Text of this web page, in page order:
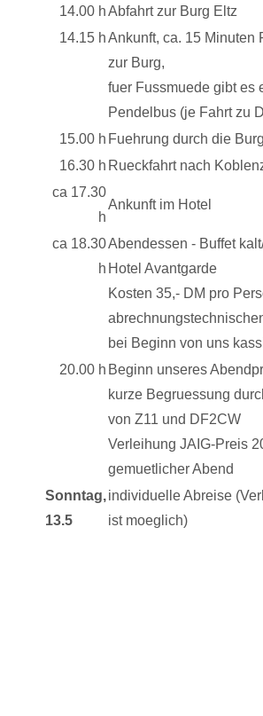
14.00 hAbfahrt zur Burg Eltz
14.15 hAnkunft, ca. 15 Minuten
zur Burg,
fuer Fussmuede gibt es
Pendelbus (je Fahrt zu
15.00 h Fuehrung durch die
16.30 h Rueckfahrt nach
ca 17.30
h
Ankunft im Hotel
ca 18.30
h
Abendessen - Buffet
Hotel Avantgarde
Kosten 35,- DM pro
bei Beginn von uns
20.00 h Beginn unseres
kurze Begruessung
von Z11 und DF2CW
Verleihung JAIG-Preis
gemuetlicher Abend
Sonntag,
13.5
individuelle Abreise
ist moeglich)